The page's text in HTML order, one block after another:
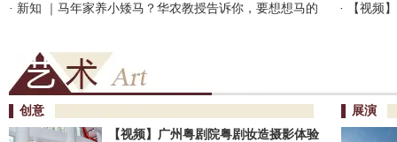
· 新知 ｜马年家养小矮马？华农教授告诉你，要想想马的
年|文化中
·
【视频
创意
【视频】广州粤剧院粤剧妆造摄影体验
展演